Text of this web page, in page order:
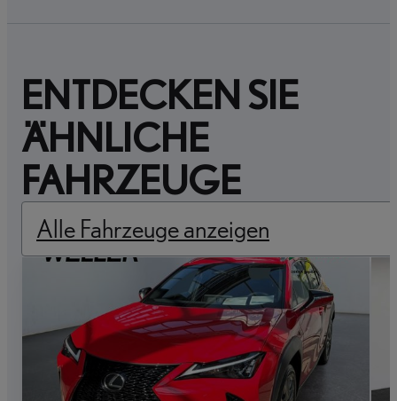
ENTDECKEN SIE
ÄHNLICHE
FAHRZEUGE
Alle Fahrzeuge anzeigen